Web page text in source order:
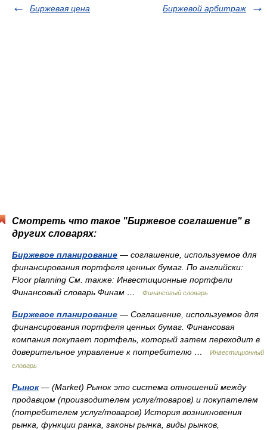
Биржевая цена
Биржевой арбитраж
Смотреть что такое "Биржевое соглашение" в
других словарях:
Биржевое планирование — соглашение, используемое для
финансирования портфеля ценных бумаг. По английски:
Floor planning См. также: Инвестиционные портфели
Финансовый словарь Финам …
Финансовый словарь
Биржевое планирование — Соглашение, используемое для
финансирования портфеля ценных бумаг. Финансовая
компания покупает портфель, который затем переходит в
доверительное управление к потребителю …
Инвестиционный
словарь
Рынок— (Market) Рынок это система отношений между
продавцом (производителем услуг/товаров) и покупателем
(потребителем услуг/товаров) История возникновения
рынка, функции ранка, законы рынка, виды рынков,